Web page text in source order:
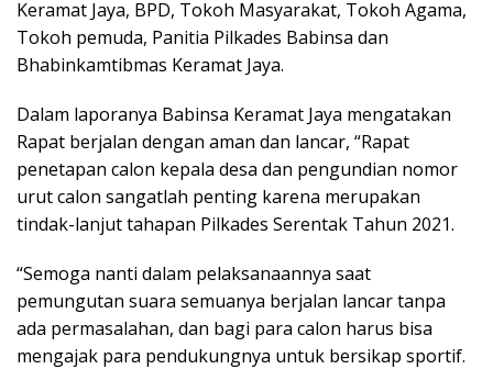
Keramat Jaya, BPD, Tokoh Masyarakat, Tokoh Agama,
Tokoh pemuda, Panitia Pilkades Babinsa dan
Bhabinkamtibmas Keramat Jaya.
Dalam laporanya Babinsa Keramat Jaya mengatakan
Rapat berjalan dengan aman dan lancar, “Rapat
penetapan calon kepala desa dan pengundian nomor
urut calon sangatlah penting karena merupakan
tindak-lanjut tahapan Pilkades Serentak Tahun 2021.
“Semoga nanti dalam pelaksanaannya saat
pemungutan suara semuanya berjalan lancar tanpa
ada permasalahan, dan bagi para calon harus bisa
mengajak para pendukungnya untuk bersikap sportif.